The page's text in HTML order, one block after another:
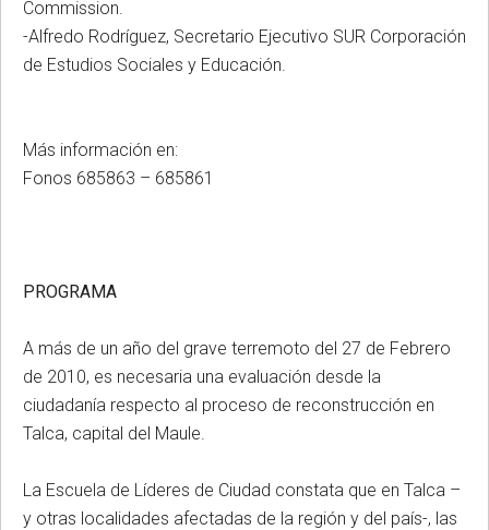
Commission.
-Alfredo Rodríguez, Secretario Ejecutivo SUR Corporación
de Estudios Sociales y Educación.
Más información en:
Fonos 685863 – 685861
PROGRAMA
A más de un año del grave terremoto del 27 de Febrero
de 2010, es necesaria una evaluación desde la
ciudadanía respecto al proceso de reconstrucción en
Talca, capital del Maule.
La Escuela de Líderes de Ciudad constata que en Talca –
y otras localidades afectadas de la región y del país-, las